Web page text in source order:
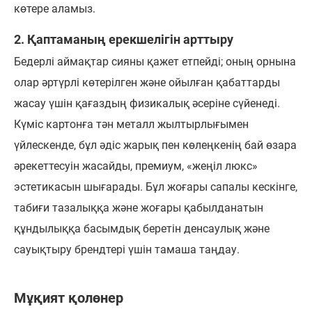
көтере аламыз.
2. Қаптаманың ерекшелігін арттыру
Бедерлі аймақтар сияны қажет етпейді; оның орнына
олар әртүрлі көтерілген және ойылған қабаттарды
жасау үшін қағаздың физикалық әсеріне сүйенеді.
Күміс картонға тән металл жылтырлығымен
үйлескенде, бұл әдіс жарық пен көлеңкенің бай өзара
әрекеттесуін жасайды, премиум, «жеңіл люкс»
эстетикасын шығарады. Бұл жоғары сапалы кескінге,
табиғи тазалыққа және жоғары қабылданатын
құндылыққа басымдық беретін денсаулық және
сауықтыру брендтері үшін тамаша таңдау.
Мұқият қолөнер